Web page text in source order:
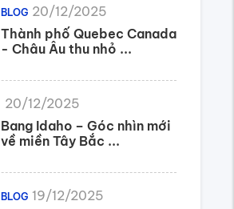
BLOG 20/12/2025
Thành phố Quebec Canada
- Châu Âu thu nhỏ ...
20/12/2025
Bang Idaho – Góc nhìn mới
về miền Tây Bắc ...
BLOG 19/12/2025